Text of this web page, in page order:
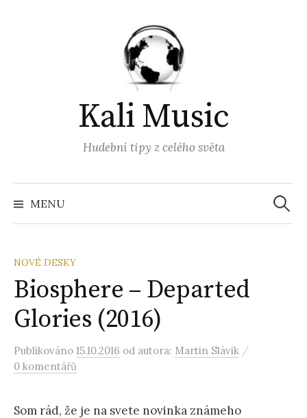
Kali Music
Hudební tipy z celého světa
MENU
NOVÉ DESKY
Biosphere – Departed
Glories (2016)
Publikováno 15.10.2016 od autora: Martin Slávik /
0 komentářů
Som rád, že je na svete novinka známeho